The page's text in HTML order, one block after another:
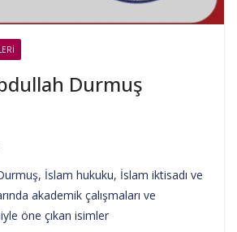
Durmuş
İslam hukuku, İslam iktisadı ve
akademik çalışmaları ve
öne çıkan isimler